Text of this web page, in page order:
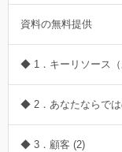
資料の無料提供
◆ 1．キーリソース
◆ 2．あなたならで
◆ 3．顧客 (2)